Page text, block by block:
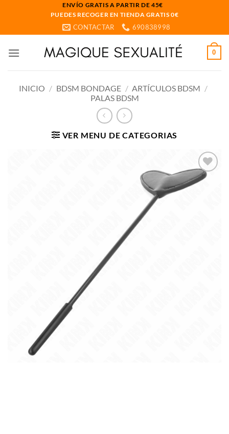
ENVÍO GRATIS A PARTIR DE 45€
PUEDES RECOGER EN TIENDA GRATIS 0€
CONTACTAR 690838998
0
INICIO / BDSM BONDAGE / ARTÍCULOS BDSM /
PALAS BDSM
VER MENU DE CATEGORIAS
Añadir